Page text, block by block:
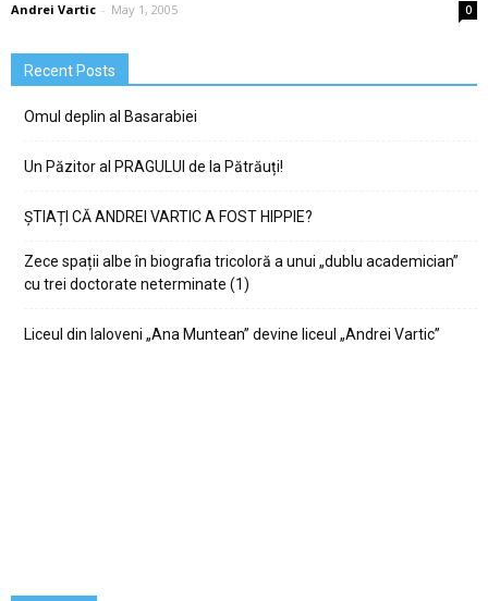
Andrei Vartic - May 1, 2005 0
Recent Posts
Omul deplin al Basarabiei
Un Păzitor al PRAGULUI de la Pătrăuți!
ȘTIAȚI CĂ ANDREI VARTIC A FOST HIPPIE?
Zece spații albe în biografia tricoloră a unui „dublu academician”
cu trei doctorate neterminate (1)
Liceul din Ialoveni „Ana Muntean” devine liceul „Andrei Vartic”